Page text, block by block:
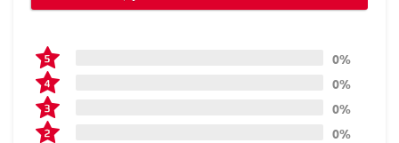
0%
0%
0%
0%